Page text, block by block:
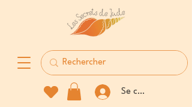
Se connecter